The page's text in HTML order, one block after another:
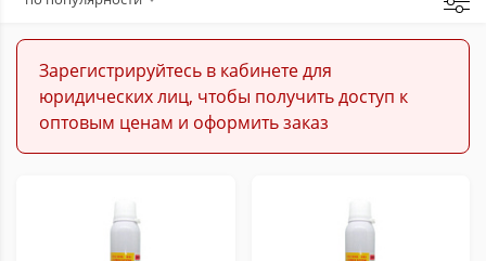
Зарегистрируйтесь в кабинете для
юридических лиц, чтобы получить доступ к
оптовым ценам и оформить заказ